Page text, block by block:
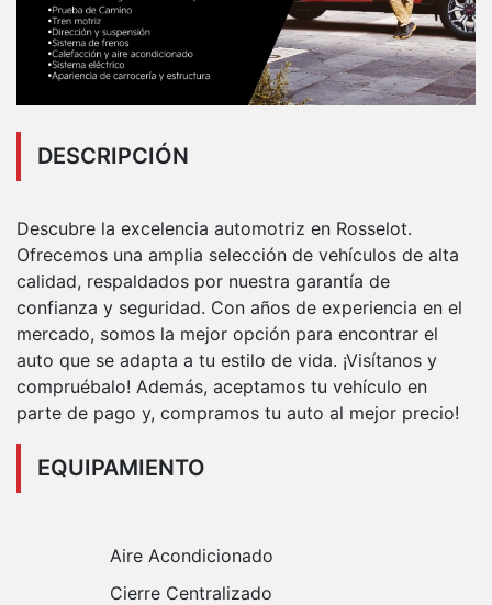
DESCRIPCIÓN
Descubre la excelencia automotriz en Rosselot.
Ofrecemos una amplia selección de vehículos de alta
calidad, respaldados por nuestra garantía de
confianza y seguridad. Con años de experiencia en el
mercado, somos la mejor opción para encontrar el
auto que se adapta a tu estilo de vida. ¡Visítanos y
compruébalo! Además, aceptamos tu vehículo en
parte de pago y, compramos tu auto al mejor precio!
EQUIPAMIENTO
Aire Acondicionado
Cierre Centralizado